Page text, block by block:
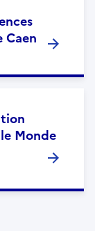
Caen
Monde